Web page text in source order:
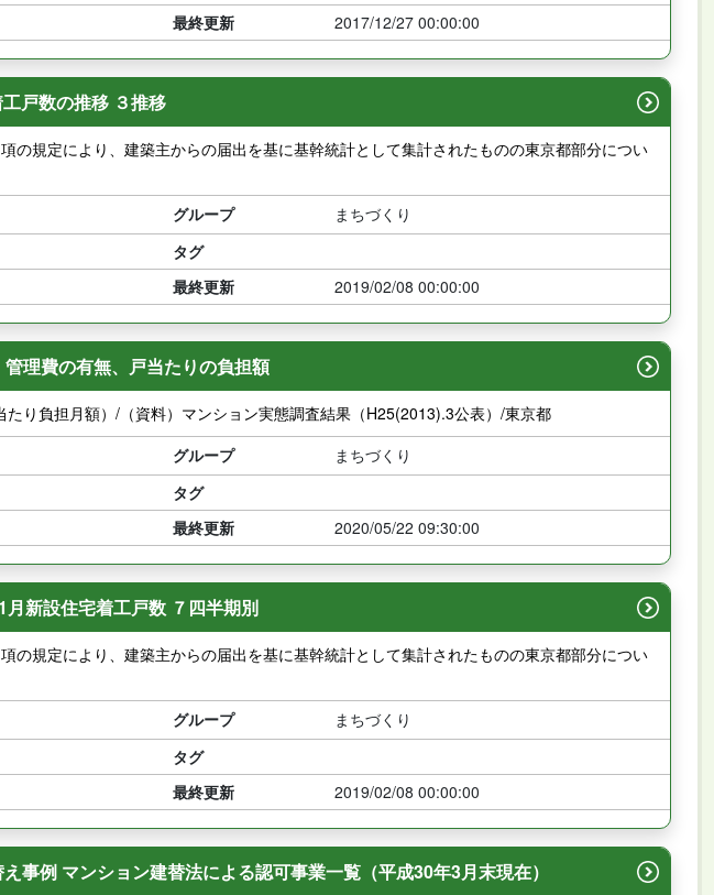
最終更新 2017/12/27 00:00:00
戸数の推移 ３推移
の規定により、建築主からの届出を基に基幹統計として集計されたものの東京都部分につい
グループ
まちづくり
タグ
最終更新 2019/02/08 00:00:00
理費の有無、戸当たりの負担額
たり負担月額）/（資料）マンション実態調査結果（H25(2013).3公表）/東京都
グループ
まちづくり
タグ
最終更新 2020/05/22 09:30:00
新設住宅着工戸数 ７四半期別
の規定により、建築主からの届出を基に基幹統計として集計されたものの東京都部分につい
グループ
まちづくり
タグ
最終更新 2019/02/08 00:00:00
事例 マンション建替法による認可事業一覧（平成30年3月末現在）